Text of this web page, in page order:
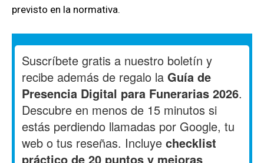
previsto en la normativa.